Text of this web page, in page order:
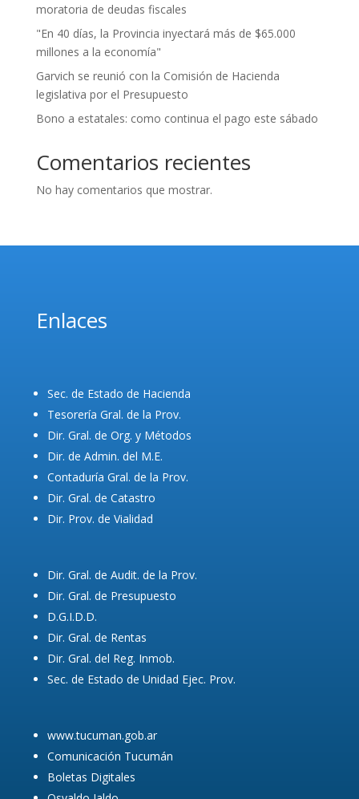
moratoria de deudas fiscales
"En 40 días, la Provincia inyectará más de $65.000
millones a la economía"
Garvich se reunió con la Comisión de Hacienda
legislativa por el Presupuesto
Bono a estatales: como continua el pago este sábado
Comentarios recientes
No hay comentarios que mostrar.
Enlaces
Sec. de Estado de Hacienda
Tesorería Gral. de la Prov.
Dir. Gral. de Org. y Métodos
Dir. de Admin. del M.E.
Contaduría Gral. de la Prov.
Dir. Gral. de Catastro
Dir. Prov. de Vialidad
Dir. Gral. de Audit. de la Prov.
Dir. Gral. de Presupuesto
D.G.I.D.D.
Dir. Gral. de Rentas
Dir. Gral. del Reg. Inmob.
Sec. de Estado de Unidad Ejec. Prov.
www.tucuman.gob.ar
Comunicación Tucumán
Boletas Digitales